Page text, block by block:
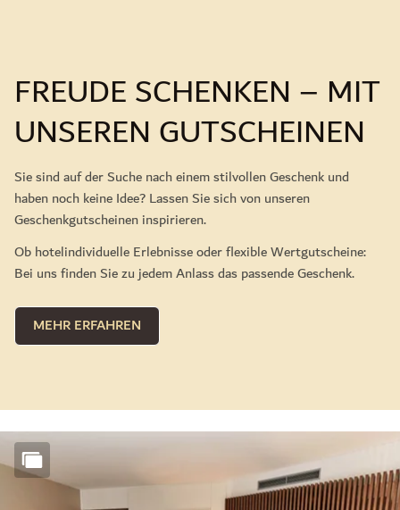
FREUDE SCHENKEN – MIT
UNSEREN GUTSCHEINEN
Sie sind auf der Suche nach einem stilvollen Geschenk und
haben noch keine Idee? Lassen Sie sich von unseren
Geschenkgutscheinen inspirieren.
Ob hotelindividuelle Erlebnisse oder flexible Wertgutscheine:
Bei uns finden Sie zu jedem Anlass das passende Geschenk.
MEHR ERFAHREN